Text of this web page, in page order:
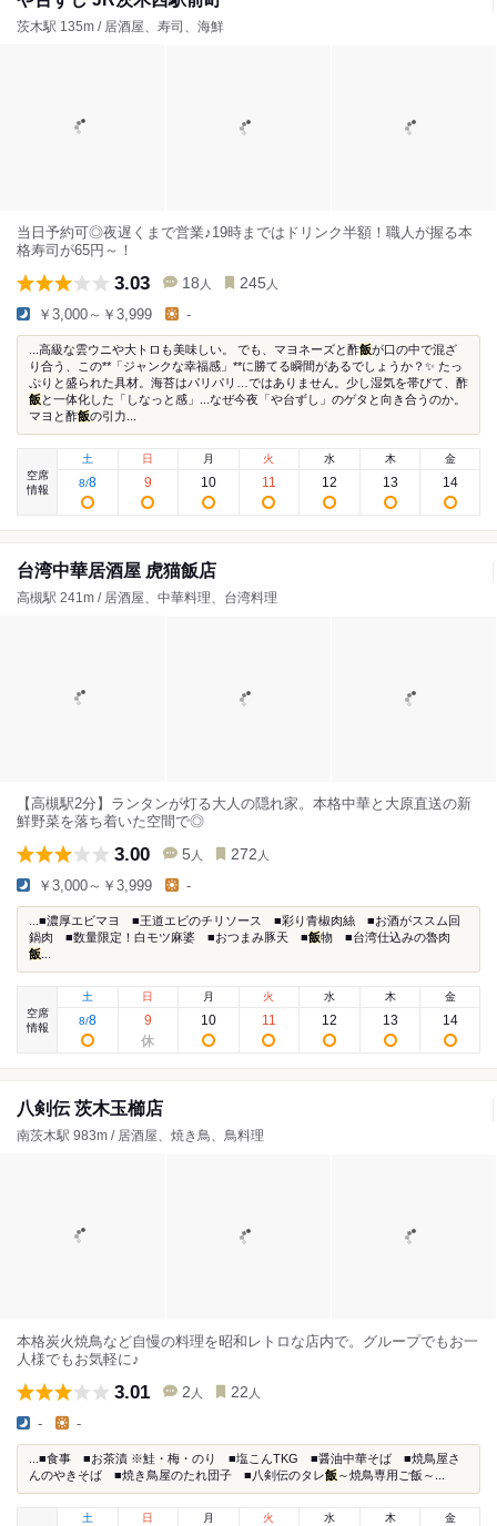
茨木駅 135m / 居酒屋、寿司、海鮮
当日予約可◎夜遅くまで営業♪19時まではドリンク半額！職人が握る本
格寿司が65円～！
3.03 18 人 245 人
￥3,000～￥3,999 -
...高級な雲ウニや大トロも美味しい。 でも、マヨネーズと酢飯が口の中で混ざ
り合う、この**「ジャンクな幸福感」**に勝てる瞬間があるでしょうか？✨ たっ
ぷりと盛られた具材。海苔はパリパリ…ではありません。少し湿気を帯びて、酢
飯 と一体化した「しなっと感」...なぜ今夜「や台ずし」のゲタと向き合うのか。
マヨと酢飯の引力...
空席
情報
土
8/8
日
9
月
10
火
11
水
12
木
13
金
14
台湾中華居酒屋 虎猫飯店
高槻駅 241m / 居酒屋、中華料理、台湾料理
【高槻駅2分】ランタンが灯る大人の隠れ家。本格中華と大原直送の新
鮮野菜を落ち着いた空間で◎
3.00 5 人 272 人
￥3,000～￥3,999 -
...■濃厚エビマヨ ■王道エビのチリソース ■彩り青椒肉絲 ■お酒がススム回
鍋肉 ■数量限定！白モツ麻婆 ■おつまみ豚天 ■飯物 ■台湾仕込みの魯肉
飯
空席
情報
土
8/8
日
9
月
10
火
11
水
12
木
13
金
14
八剣伝 茨木玉櫛店
南茨木駅 983m / 居酒屋、焼き鳥、鳥料理
本格炭火焼鳥など自慢の料理を昭和レトロな店内で。グループでもお一
人様でもお気軽に♪
3.01 2 人 22 人
- -
...■食事 ■お茶漬 ※鮭・梅・のり ■塩こんTKG ■醤油中華そば ■焼鳥屋さ
んのやきそば ■焼き鳥屋のたれ団子 ■八剣伝のタレ飯 ～焼鳥専用ご飯～...
土
日 月 火 水 木 金